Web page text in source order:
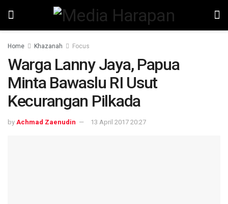
Home Khazanah Focus
Warga Lanny Jaya, Papua
Minta Bawaslu RI Usut
Kecurangan Pilkada
by Achmad Zaenudin 13 April 2017 20:27